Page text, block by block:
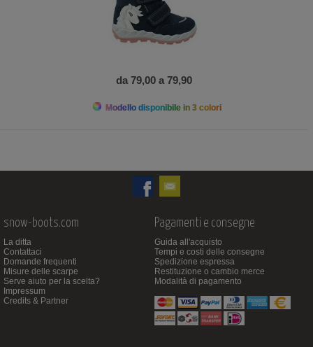
da 79,00 a 79,90
Modello disponibile in 3 colori
snow-boots.com
La ditta
Contattaci
Domande frequenti
Misure delle scarpe
Serve aiuto per la scelta?
Impressum
Credits & Partner
Pagamenti e consegne
Guida all'acquisto
Tempi e costi delle consegne
Spedizione espressa
Restituzione o cambio merce
Modalità di pagamento